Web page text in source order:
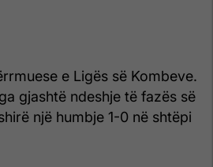
e Ligës së Kombeve.
gjashtë ndeshje të fazës së
një humbje 1-0 në shtëpi